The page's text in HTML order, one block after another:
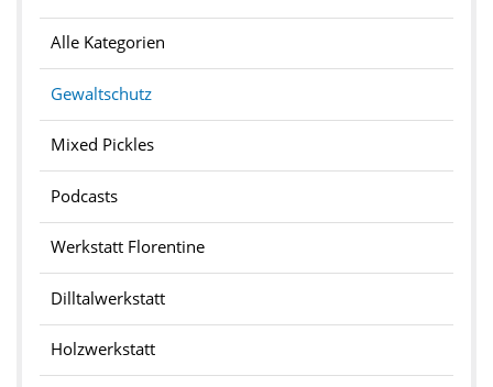
Alle Kategorien
Gewaltschutz
Mixed Pickles
Podcasts
Werkstatt Florentine
Dilltalwerkstatt
Holzwerkstatt